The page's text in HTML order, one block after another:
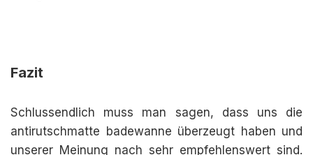
Fazit
Schlussendlich muss man sagen, dass uns die
antirutschmatte badewanne überzeugt haben und
unserer Meinung nach sehr empfehlenswert sind.